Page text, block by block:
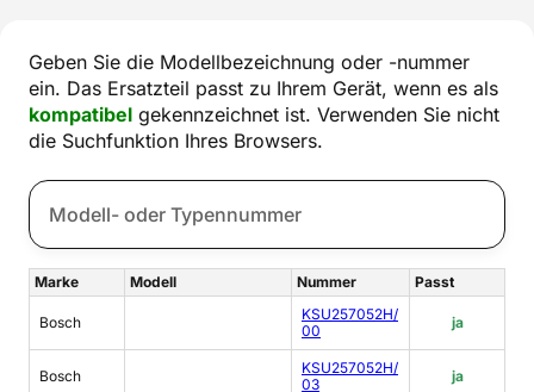
Geben Sie die Modellbezeichnung oder -nummer
ein. Das Ersatzteil passt zu Ihrem Gerät, wenn es als
kompatibel gekennzeichnet ist. Verwenden Sie nicht
die Suchfunktion Ihres Browsers.
Marke Modell Nummer Passt
Bosch
KSU257052H/
00
ja
Bosch
KSU257052H/
03
ja